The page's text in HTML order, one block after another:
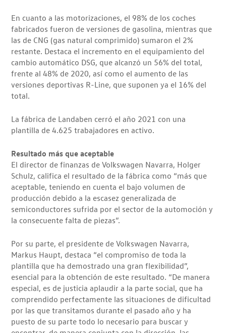
En cuanto a las motorizaciones, el 98% de los coches
fabricados fueron de versiones de gasolina, mientras que
las de CNG (gas natural comprimido) sumaron el 2%
restante. Destaca el incremento en el equipamiento del
cambio automático DSG, que alcanzó un 56% del total,
frente al 48% de 2020, así como el aumento de las
versiones deportivas R-Line, que suponen ya el 16% del
total.
La fábrica de Landaben cerró el año 2021 con una
plantilla de 4.625 trabajadores en activo.
Resultado más que aceptable
El director de finanzas de Volkswagen Navarra, Holger
Schulz, califica el resultado de la fábrica como “más que
aceptable, teniendo en cuenta el bajo volumen de
producción debido a la escasez generalizada de
semiconductores sufrida por el sector de la automoción y
la consecuente falta de piezas”.
Por su parte, el presidente de Volkswagen Navarra,
Markus Haupt, destaca “el compromiso de toda la
plantilla que ha demostrado una gran flexibilidad”,
esencial para la obtención de este resultado. “De manera
especial, es de justicia aplaudir a la parte social, que ha
comprendido perfectamente las situaciones de dificultad
por las que transitamos durante el pasado año y ha
puesto de su parte todo lo necesario para buscar y